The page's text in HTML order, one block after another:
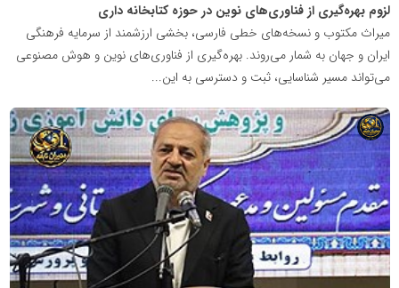
لزوم بهره‌گیری از فناوری‌های نوین در حوزه کتابخانه داری
میراث مکتوب و نسخه‌های خطی فارسی، بخشی ارزشمند از سرمایه فرهنگی
ایران و جهان به شمار می‌روند. بهره‌گیری از فناوری‌های نوین و هوش مصنوعی
می‌تواند مسیر شناسایی، ثبت و دسترسی به این...
شبکه
خبری
مدیران
نابغه